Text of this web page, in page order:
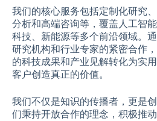
我们的核心服务包括定制化研究
分析和高端咨询等，覆盖人工智
科技、新能源等多个前沿领域。
研究机构和行业专家的紧密合作
的科技成果和产业见解转化为实
客户创造真正的价值。
我们不仅是知识的传播者，更是
们秉持开放合作的理念，积极推